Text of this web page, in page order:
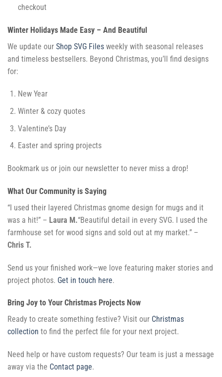
checkout
Winter Holidays Made Easy – And Beautiful
We update our Shop SVG Files weekly with seasonal releases
and timeless bestsellers. Beyond Christmas, you’ll find designs
for:
New Year
Winter & cozy quotes
Valentine’s Day
Easter and spring projects
Bookmark us or join our newsletter to never miss a drop!
What Our Community is Saying
“I used their layered Christmas gnome design for mugs and it
was a hit!” – Laura M.“Beautiful detail in every SVG. I used the
farmhouse set for wood signs and sold out at my market.” –
Chris T.
Send us your finished work—we love featuring maker stories and
project photos. Get in touch here.
Bring Joy to Your Christmas Projects Now
Ready to create something festive? Visit our Christmas
collection to find the perfect file for your next project.
Need help or have custom requests? Our team is just a message
away via the Contact page.